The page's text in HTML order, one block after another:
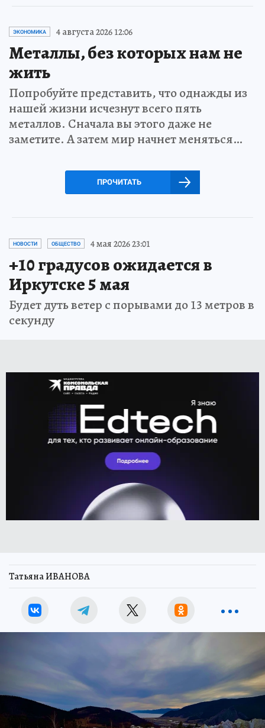
ЭКОНОМИКА 4 августа 2026 12:06
Металлы, без которых нам не
жить
Попробуйте представить, что однажды из
нашей жизни исчезнут всего пять
металлов. Сначала вы этого даже не
заметите. А затем мир начнет меняться…
ПРОЧИТАТЬ
НОВОСТИ ОБЩЕСТВО 4 мая 2026 23:01
+10 градусов ожидается в
Иркутске 5 мая
Будет дуть ветер с порывами до 13 метров в
секунду
Татьяна ИВАНОВА